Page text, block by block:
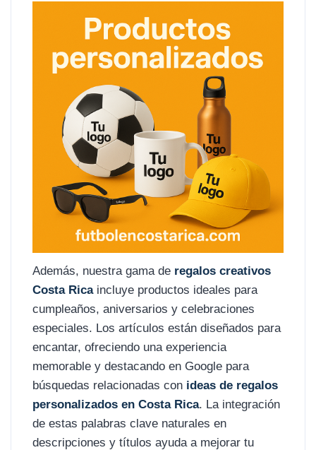
Además, nuestra gama de regalos creativos
Costa Ricaincluye productos ideales para
cumpleaños, aniversarios y celebraciones
especiales. Los artículos están diseñados para
encantar, ofreciendo una experiencia
memorable y destacando en Google para
búsquedas relacionadas con ideas de regalos
personalizados en Costa Rica. La integración
de estas palabras clave naturales en
descripciones y títulos ayuda a mejorar tu